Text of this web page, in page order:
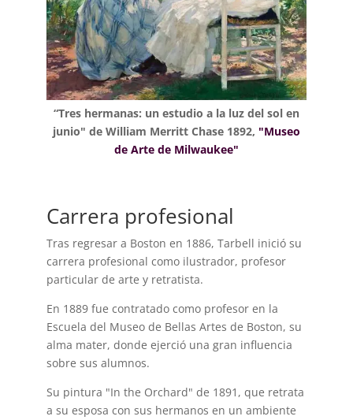
“Tres hermanas: un estudio a la luz del sol en
junio" de William Merritt Chase 1892, "Museo
de Arte de Milwaukee"
Carrera profesional
Tras regresar a Boston en 1886, Tarbell inició su
carrera profesional como ilustrador, profesor
particular de arte y retratista.
En 1889 fue contratado como profesor en la
Escuela del Museo de Bellas Artes de Boston, su
alma mater, donde ejerció una gran influencia
sobre sus alumnos.
Su pintura "In the Orchard" de 1891, que retrata
a su esposa con sus hermanos en un ambiente